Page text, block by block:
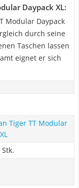
Daypack XL:
Modular Daypack
durch seine
Taschen lassen
eignet er sich
Tiger TT Modular